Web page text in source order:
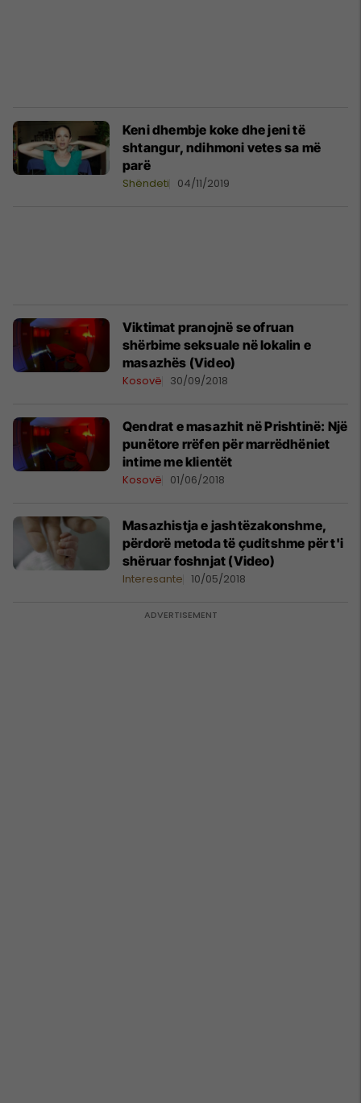
Keni dhembje koke dhe jeni të
shtangur, ndihmoni vetes sa më
parë
Shëndeti 04/11/2019
Viktimat pranojnë se ofruan
shërbime seksuale në lokalin e
masazhës (Video)
Kosovë 30/09/2018
Qendrat e masazhit në Prishtinë: Një
punëtore rrëfen për marrëdhëniet
intime me klientët
Kosovë 01/06/2018
Masazhistja e jashtëzakonshme,
përdorë metoda të çuditshme për t'i
shëruar foshnjat (Video)
Interesante 10/05/2018